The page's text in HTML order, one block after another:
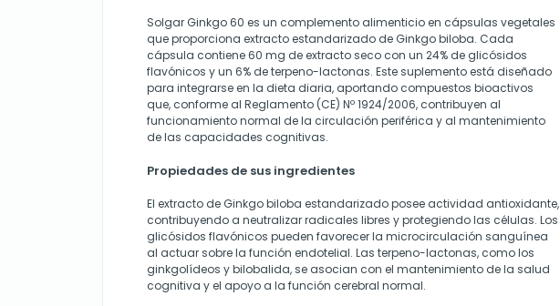
Solgar Ginkgo 60 es un complemento alimenticio en cápsulas vegetales
que proporciona extracto estandarizado de Ginkgo biloba. Cada
cápsula contiene 60 mg de extracto seco con un 24% de glicósidos
flavónicos y un 6% de terpeno-lactonas. Este suplemento está diseñado
para integrarse en la dieta diaria, aportando compuestos bioactivos
que, conforme al Reglamento (CE) Nº 1924/2006, contribuyen al
funcionamiento normal de la circulación periférica y al mantenimiento
de las capacidades cognitivas.
Propiedades de sus ingredientes
El extracto de Ginkgo biloba estandarizado posee actividad antioxidante,
contribuyendo a neutralizar radicales libres y protegiendo las células. Los
glicósidos flavónicos pueden favorecer la microcirculación sanguínea
al actuar sobre la función endotelial. Las terpeno-lactonas, como los
ginkgolídeos y bilobalida, se asocian con el mantenimiento de la salud
cognitiva y el apoyo a la función cerebral normal.